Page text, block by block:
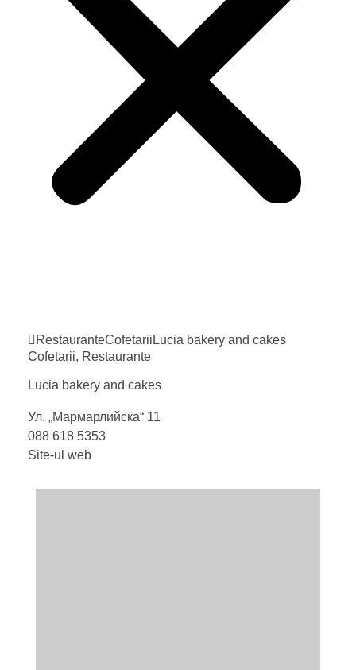
RestauranteCofetarii Lucia bakery and cakes
Cofetarii, Restaurante
Lucia bakery and cakes
Ул. „Мармарлийска“ 11
088 618 5353
Site-ul web